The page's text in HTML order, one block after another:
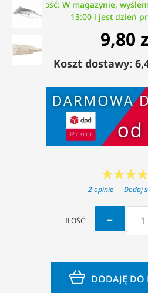
Dostępność: W magazynie,
13:00 i jest dzień
9,80
Koszt dostawy:
2 opinie Dodaj
ILOŚĆ: -
DODAJĘ DO